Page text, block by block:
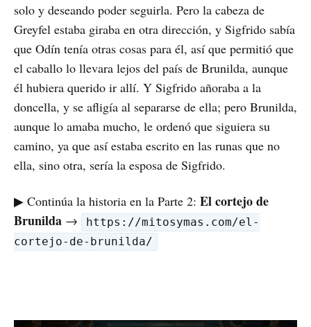
solo y deseando poder seguirla. Pero la cabeza de
Greyfel estaba giraba en otra dirección, y Sigfrido sabía
que Odín tenía otras cosas para él, así que permitió que
el caballo lo llevara lejos del país de Brunilda, aunque
él hubiera querido ir allí. Y Sigfrido añoraba a la
doncella, y se afligía al separarse de ella; pero Brunilda,
aunque lo amaba mucho, le ordenó que siguiera su
camino, ya que así estaba escrito en las runas que no
ella, sino otra, sería la esposa de Sigfrido.
▶ Continúa la historia en la Parte 2: El cortejo de
Brunilda →
https://mitosymas.com/el-
cortejo-de-brunilda/